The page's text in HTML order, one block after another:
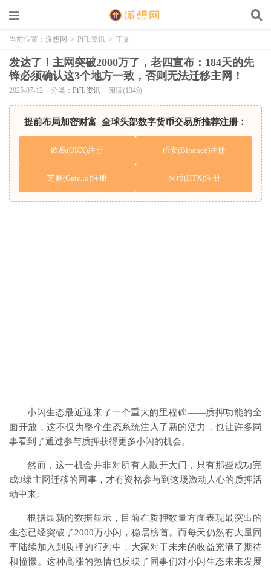
当前位置： 派想网 > Pi币资讯 > 正文
发达了！主网突破2000万了，老四宣布：184天的先
锋必须确认这3个地方一致，否则无法迁移主网！
2025-07-12 分类： Pi币资讯 阅读(1349)
提前布局加密财富_全球头部数字货币交易所推荐注册：
欧易(OKX)注册 币安(Binance)注册
芝麻(Gate.io)注册 火币(HTX)注册
小闪生态最近迎来了一个重大的里程碑——质押功能的全
面开放，这不仅为整个生态系统注入了新的活力，也让许多同
事看到了通过参与质押获得更多小闪的机会。
然而，这一机会并非对所有人敞开大门，只有那些成功完
成9绿主网迁移的同事，才有资格参与到这场激动人心的质押活
动中来。
根据最新的数据显示，目前在质押数量方面表现最突出的
生态已经突破了2000万小闪，稳居榜首。而每天仍然有大量同
事陆续加入到质押的行列中，大家对于未来的收益充满了期待
和憧憬。这种高涨的热情也反映了同事们对小闪生态未来发展